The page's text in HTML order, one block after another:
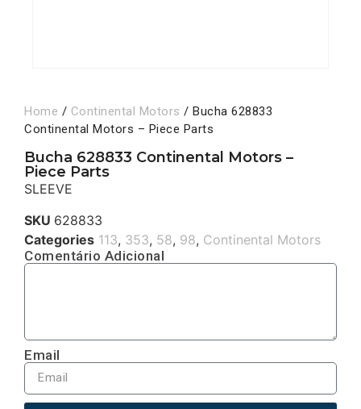
Home / Continental Motors / Bucha 628833
Continental Motors – Piece Parts
Bucha 628833 Continental Motors –
Piece Parts
SLEEVE
SKU 628833
Categories 113, 353, 58, 98, Continental Motors
Comentário Adicional
Email